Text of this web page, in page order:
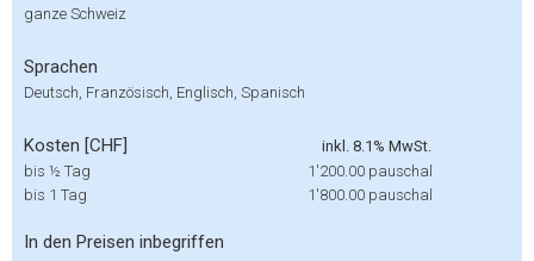
ganze Schweiz
Sprachen
Deutsch, Französisch, Englisch, Spanisch
Kosten [CHF]
inkl. 8.1% MwSt.
bis ½ Tag
1'200.00 pauschal
bis 1 Tag
1'800.00 pauschal
In den Preisen inbegriffen